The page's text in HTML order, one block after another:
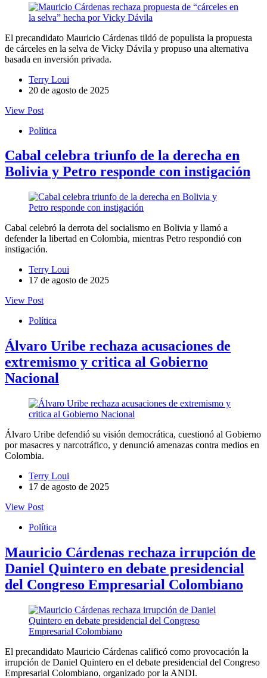
El precandidato Mauricio Cárdenas tildó de populista la propuesta
de cárceles en la selva de Vicky Dávila y propuso una alternativa
basada en inversión privada.
Terry Loui
20 de agosto de 2025
View Post
Política
Cabal celebra triunfo de la derecha en
Bolivia y Petro responde con instigación
Cabal celebró la derrota del socialismo en Bolivia y llamó a
defender la libertad en Colombia, mientras Petro respondió con
instigación.
Terry Loui
17 de agosto de 2025
View Post
Política
Álvaro Uribe rechaza acusaciones de
extremismo y critica al Gobierno
Nacional
Álvaro Uribe defendió su visión democrática, cuestionó al Gobierno
por masacres y narcotráfico, y denunció amenazas contra medios en
Colombia.
Terry Loui
17 de agosto de 2025
View Post
Política
Mauricio Cárdenas rechaza irrupción de
Daniel Quintero en debate presidencial
del Congreso Empresarial Colombiano
El precandidato Mauricio Cárdenas calificó como provocación la
irrupción de Daniel Quintero en el debate presidencial del Congreso
Empresarial Colombiano, organizado por la ANDI.